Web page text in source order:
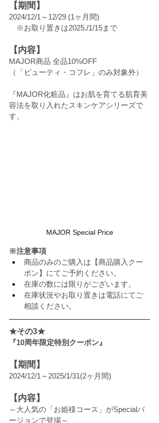
【期間】
2024/12/1～12/29 (1ヶ月間)
※お取り置きは2025./1/15まで
【内容】
MAJOR商品 全品10%OFF
（「ビューティ・コフレ」のみ対象外）
『MAJOR化粧品』はお肌を育てる肌育美
容法を取り入れたスキンケアシリーズで
す。
MAJOR Special Price
※注意事項
商品のみのご購入は【商品購入クー
ポン】にてご予約ください。
在庫の数には限りがございます。
在庫状況やお取り置きは電話にてご
相談ください。
★その3★
『10周年限定特別クーポン』
【期間】
2024/12/1～2025/1/31(2ヶ月間)
【内容】
～大人気の「お姫様コース」がSpecialバ
ージョンで登場～